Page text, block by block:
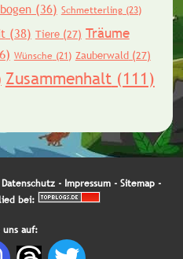
(36) Schmetterling(23)
(38) Tiere(27) Träume
Wünsche (21) Zauberwald(27)
Zusammenhalt(111)
Datenschutz - Impressum - Sitemap -
bei:
uns auf: